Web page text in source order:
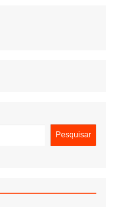
Pesquisar